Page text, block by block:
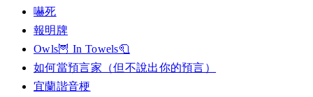
嚇死
報明牌
Owls🦉 In Towels🧻
如何當預言家（但不說出你的預言）
宜蘭諧音梗